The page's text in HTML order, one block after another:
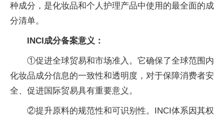
种成分，是化妆品和个人护理产品中使用的最全面的成
分清单。
INCI成分备案意义：
①促进全球贸易和市场准入。它确保了全球范围内
化妆品成分信息的一致性和透明度，对于保障消费者安
全、促进国际贸易具有重要意义。
②提升原料的规范性和可识别性。INCI体系因其权